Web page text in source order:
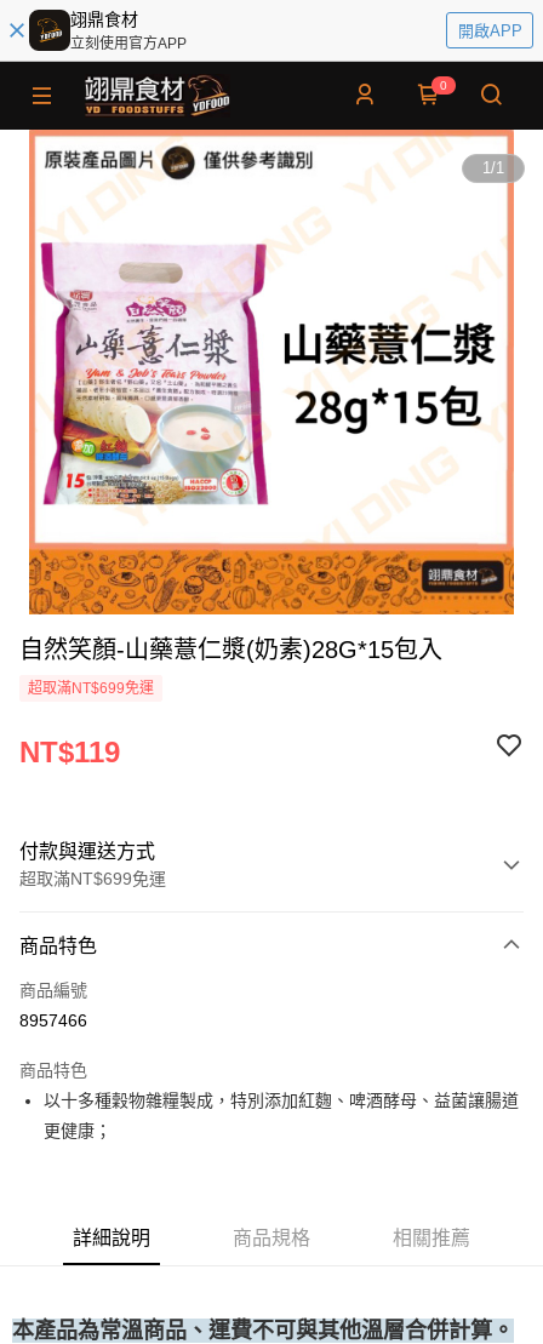
翊鼎食材
立刻使用官方APP
開啟APP
0
1/1
自然笑顏-山藥薏仁漿(奶素)28G*15包入
超取滿NT$699免運
NT$119
付款與運送方式
超取滿NT$699免運
信用卡一次付款
Apple Pay
運送方式
• 付款後全家取貨
每筆NT$60，滿NT$699(含以上)免運費
(請點開選項勾選)
商品特色
商品編號
8957466
商品特色
以十多種穀物雜糧製成，特別添加紅麴、啤酒酵母、益菌讓腸道
更健康；
詳細說明 商品規格 相關推薦
本產品為常溫商品、運費不可與其他溫層合併計算。